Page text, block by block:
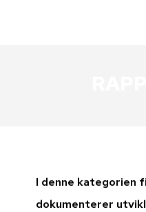
I denne kategorien
dokumenterer